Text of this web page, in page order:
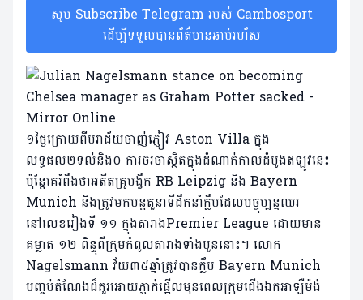
សូម Subscribe Telegram របស់ Cambosport
ដើម្បីទទួលបានព័ត៌មានឆាប់រហ័ស
១ថ្ងៃក្រោយពីបរាជ័យចាញ់ភ្ញៀវ Aston Villa ក្នុង
លទ្ធផល២ទល់និង០ ការចរចាស្ថិតក្នុងដំណាក់កាលដំបូងឥឡូវនេះ
ប៉ុន្តែគេរំពឹងថាអតីតគ្រូបង្វឹក RB Leipzig និង Bayern
Munich និងត្រូវមកបន្តតួនាទីដឹកនាំក្លឹបដែលបច្ចុប្បន្នឈរ
នៅលេខរៀងទី ១១ ក្នុងតារាងPremier League ដោយមាន
គម្លាត ១២ ពិន្ទុពីក្រុមកំពូលតារាងទាំងបួននោះ។ លោក
Nagelsmann វ័យ៣៥ឆ្នាំត្រូវបានក្លឹប Bayern Munich
បញ្ចប់តំណែងដ៏គួរអោយភ្ញាក់ផ្អើលមុនពេលក្រុមជើងឯកអាឡឺម៉ង